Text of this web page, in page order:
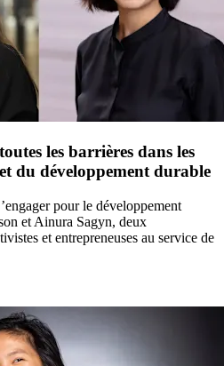
les barrières dans les
du développement durable
pour le développement
et Ainura Sagyn, deux
et entrepreneuses au service de